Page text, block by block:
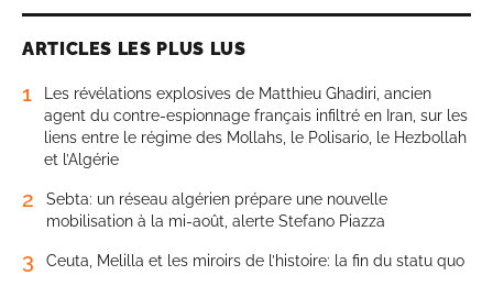
ARTICLES LES PLUS LUS
1
Les révélations explosives de Matthieu Ghadiri, ancien
agent du contre-espionnage français infiltré en Iran, sur les
liens entre le régime des Mollahs, le Polisario, le Hezbollah
et l’Algérie
2
Sebta: un réseau algérien prépare une nouvelle
mobilisation à la mi-août, alerte Stefano Piazza
3 Ceuta, Melilla et les miroirs de l’histoire: la fin du statu quo